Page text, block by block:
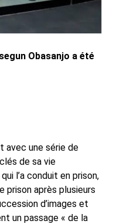
Obasanjo a été
avec une série de
de sa vie
l’a conduit en prison,
prison après plusieurs
d’images et
un passage « de la